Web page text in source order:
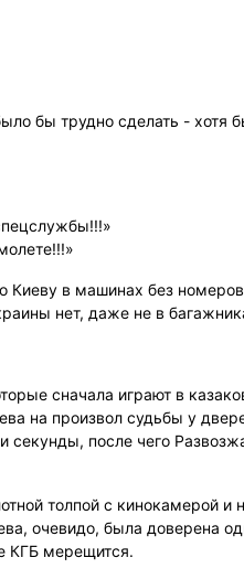
бы трудно сделать - хотя
в машинах без
нет, даже не в
сначала играют в
на произвол судьбы у
секунды, после чего
толпой с кинокамерой и
очевидо, была доверена
КГБ мерещится.